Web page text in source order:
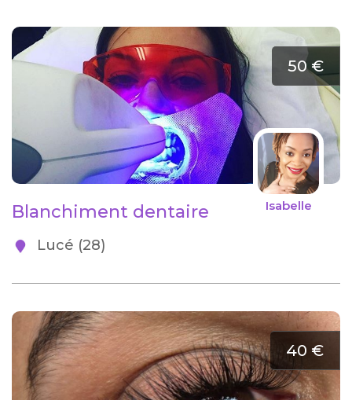
50 €
Isabelle
Blanchiment dentaire
Lucé (28)
40 €